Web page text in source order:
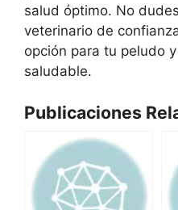
salud óptimo. No
veterinario de
opción para tu peludo
saludable.
Publicaciones